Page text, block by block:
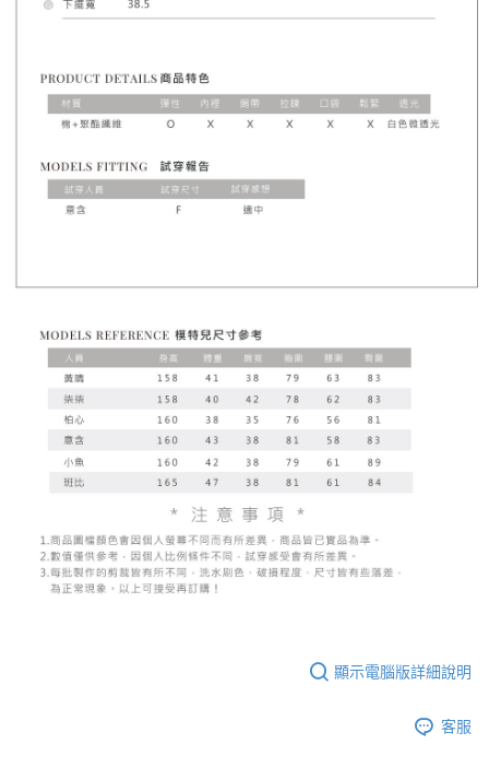
顯示電腦版詳細說明
客服